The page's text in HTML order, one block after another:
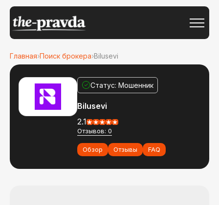
Главная›Поиск брокера›Bilusevi
Статус: Мошенник
Bilusevi
2.1
Отзывов: 0
Обзор Отзывы FAQ